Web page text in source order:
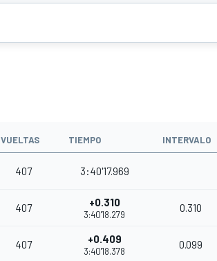
VUELTAS TIEMPO INTERVALO
407 3:40'17.969
407 +0.310
3:40'18.279
0.310
407 +0.409
3:40'18.378
0.099